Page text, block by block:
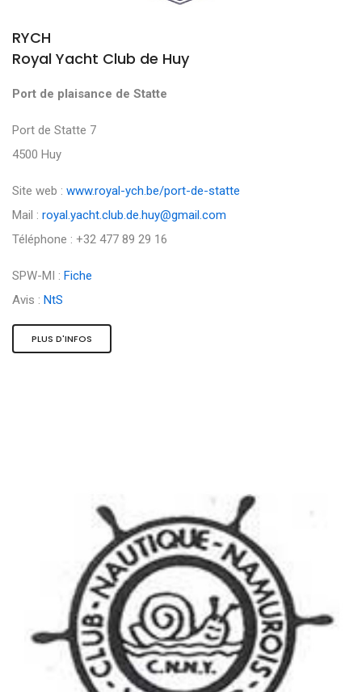
RYCH
Royal Yacht Club de Huy
Port de plaisance de Statte
Port de Statte 7
4500 Huy
Site web : www.royal-ych.be/port-de-statte
Mail : royal.yacht.club.de.huy@gmail.com
Téléphone : +32 477 89 29 16
SPW-MI : Fiche
Avis : NtS
PLUS D'INFOS